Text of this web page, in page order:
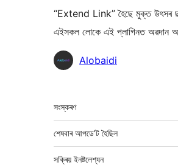
“Extend Link” হৈছে মুক্ত উৎসৰ
এইসকল লোকে এই প্লাগিনত অৱদান
অৱদানকাৰীসকল
Alobaidi
মেটা
সংস্কৰণ
শেষবাৰ আপডে’ট হৈছিল
সক্ৰিয় ইনষ্টলেশ্যন